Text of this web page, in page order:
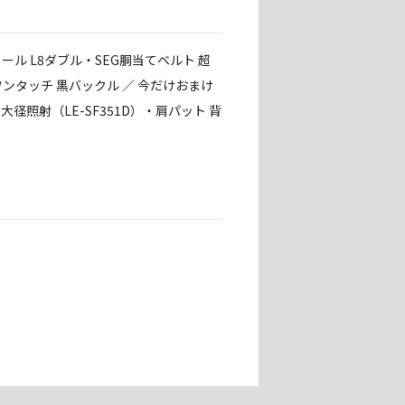
ル L8ダブル・SEG胴当てベルト 超
タッチ 黒バックル ／ 今だけおまけ
径照射（LE-SF351D）・肩パット 背